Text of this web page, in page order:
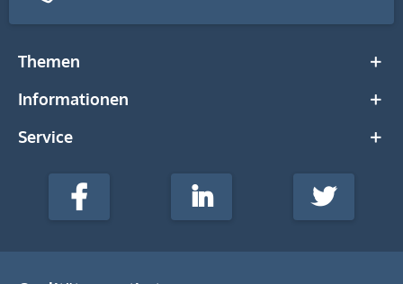
Themen
Informationen
Service
stempel-
Media
Facebook LinkedIn Twitter